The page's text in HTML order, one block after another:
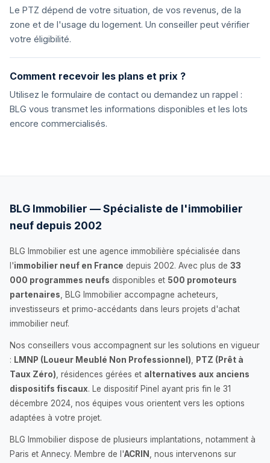
Le PTZ dépend de votre situation, de vos revenus, de la
zone et de l'usage du logement. Un conseiller peut vérifier
votre éligibilité.
Comment recevoir les plans et prix ?
Utilisez le formulaire de contact ou demandez un rappel :
BLG vous transmet les informations disponibles et les lots
encore commercialisés.
BLG Immobilier — Spécialiste de l'immobilier
neuf depuis 2002
BLG Immobilier est une agence immobilière spécialisée dans
l'immobilier neuf en France depuis 2002. Avec plus de 33
000 programmes neufs disponibles et 500 promoteurs
partenaires , BLG Immobilier accompagne acheteurs,
investisseurs et primo-accédants dans leurs projets d'achat
immobilier neuf.
Nos conseillers vous accompagnent sur les solutions en vigueur
: LMNP (Loueur Meublé Non Professionnel)
PTZ (Prêt à
Taux Zéro) , résidences gérées et alternatives aux anciens
dispositifs fiscaux. Le dispositif Pinel ayant pris fin le 31
décembre 2024, nos équipes vous orientent vers les options
adaptées à votre projet.
BLG Immobilier dispose de plusieurs implantations, notamment à
Paris et Annecy. Membre de l'ACRIN
, nous intervenons sur